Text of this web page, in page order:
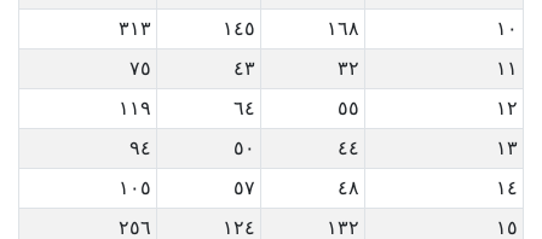
١٠
١٦٨ ١٤٥
٣١٣
١١
٣٢ ٤٣
٧٥
١٢
٥٥ ٦٤
١١٩
١٣
٤٤ ٥٠
٩٤
١٤
٤٨ ٥٧
١٠٥
١٥
١٣٢ ١٢٤
٢٥٦